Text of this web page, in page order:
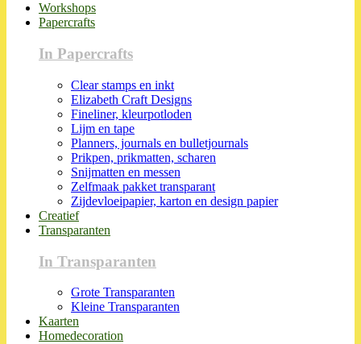
Workshops
Papercrafts
In Papercrafts
Clear stamps en inkt
Elizabeth Craft Designs
Fineliner, kleurpotloden
Lijm en tape
Planners, journals en bulletjournals
Prikpen, prikmatten, scharen
Snijmatten en messen
Zelfmaak pakket transparant
Zijdevloeipapier, karton en design papier
Creatief
Transparanten
In Transparanten
Grote Transparanten
Kleine Transparanten
Kaarten
Homedecoration